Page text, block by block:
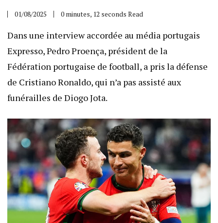
01/08/2025 0 minutes, 12 seconds Read
Dans une interview accordée au média portugais
Expresso, Pedro Proença, président de la
Fédération portugaise de football, a pris la défense
de Cristiano Ronaldo, qui n’a pas assisté aux
funérailles de Diogo Jota.